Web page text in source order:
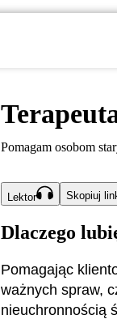
Pomagam osobom
Lektor Skopiuj
Dlaczego
Pomagając
ważnych spraw,
nieuchronnością